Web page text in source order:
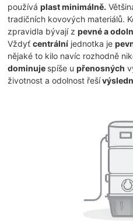
používáplast minimálně.
tradičních kovových materiálů.
zpravidla bývají zpevné a
Vždyťcentrální jednotka je
nějaké to kilo navíc rozhodně
dominuje spíše upřenosných
životnost a odolnost řeší